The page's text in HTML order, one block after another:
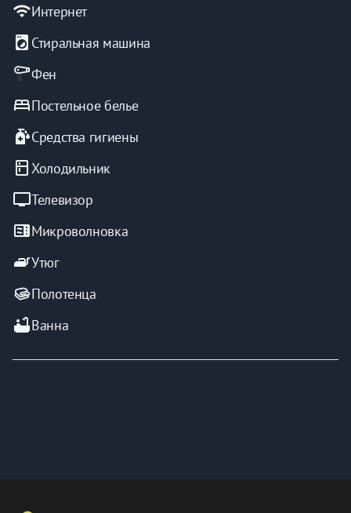
апартаменты.
wifiИнтернет
local_laundry_service Стиральная машина
Фен
bedПостельное белье
sanitizerСредства гигиены
kitchen Холодильник
tvТелевизор
microwaveМикроволновка
ironУтюг
Полотенца
bathtubВанна